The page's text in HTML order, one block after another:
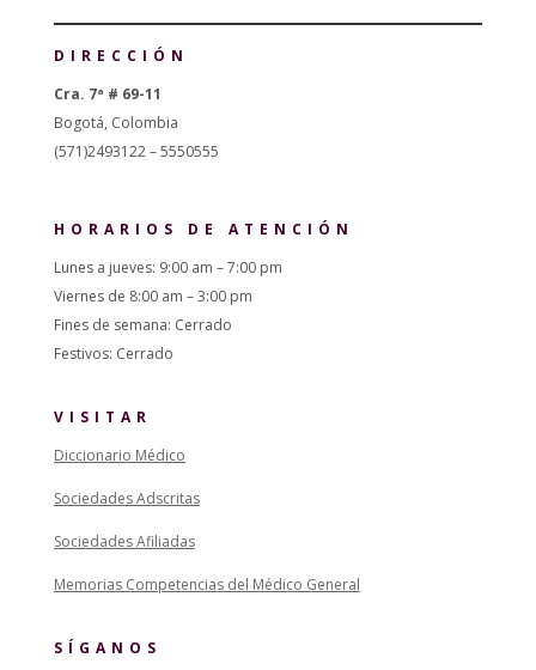
DIRECCIÓN
Cra. 7ª # 69-11
Bogotá, Colombia
(571)2493122 – 5550555
HORARIOS DE ATENCIÓN
Lunes a jueves: 9:00 am – 7:00 pm
Viernes de 8:00 am – 3:00 pm
Fines de semana: Cerrado
Festivos: Cerrado
VISITAR
Diccionario Médico
Sociedades Adscritas
Sociedades Afiliadas
Memorias Competencias del Médico General
SÍGANOS